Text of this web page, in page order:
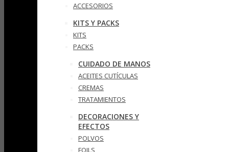
ACCESORIOS
KITS Y PACKS
KITS
PACKS
CUIDADO DE MANOS
ACEITES CUTÍCULAS
CREMAS
TRATAMIENTOS
DECORACIONES Y
EFECTOS
POLVOS
FOILS